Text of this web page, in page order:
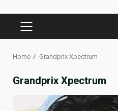
PRIMARY
Home Grandprix Xpectrum
Grandprix Xpectrum